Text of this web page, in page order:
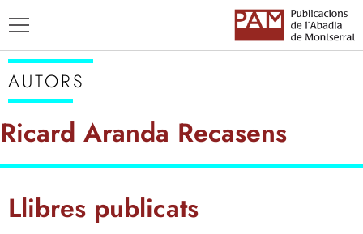
AUTORS
ENSENYAMENT CATALÀ
AUTORS
Ricard Aranda Recasens
Llibres publicats